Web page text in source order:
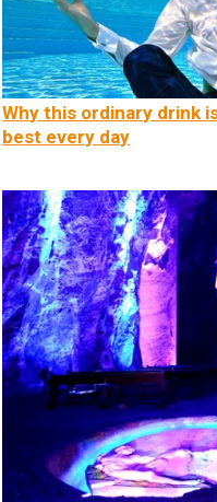
Why this ordinary drink
best every day